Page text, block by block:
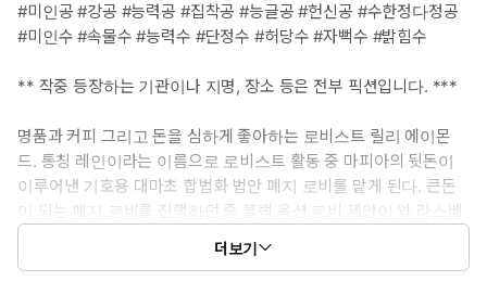
#미인공 #강공 #능력공 #집착공 #능글공 #헌신공 #수한정다정공
#미인수 #속물수 #능력수 #단정수 #허당수 #자뻑수 #밝힘수
** 작중 등장하는 기관이나 지명, 장소 등은 전부 픽션입니다. ***
명품과 커피 그리고 돈을 심하게 좋아하는 로비스트 릴리 에이몬
드. 통칭 레인이라는 이름으로 로비스트 활동 중 마피아의 뒷돈이
이루어낸 기호용 대마초 합법화 법안 폐지 로비를 맡게 된다. 큰돈
이 되는 폐지 로비를 진행하던 중 블랙 옥션 로비 제안이 와 라스베
이거스로 향하게 되고, 그곳에서 기다리고 있던 FBI를 피해 도망가
더보기